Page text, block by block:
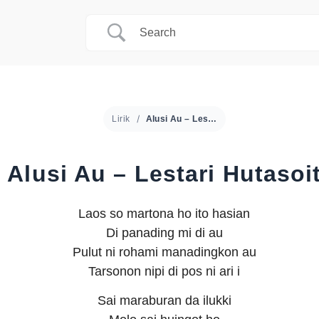
Lirik Alusi Au – Lestari Hutasoit
Alusi Au – Lestari
Laos so martona ho ito hasian
Di panading mi di au
Pulut ni rohami manadingkon au
Tarsonon nipi di pos ni ari i
Sai maraburan da ilukki